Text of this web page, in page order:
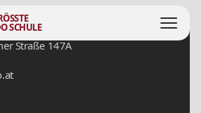
SCHULE
Straße 147A